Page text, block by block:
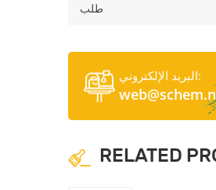
طلب
البريد الإلكتروني:
RELATED